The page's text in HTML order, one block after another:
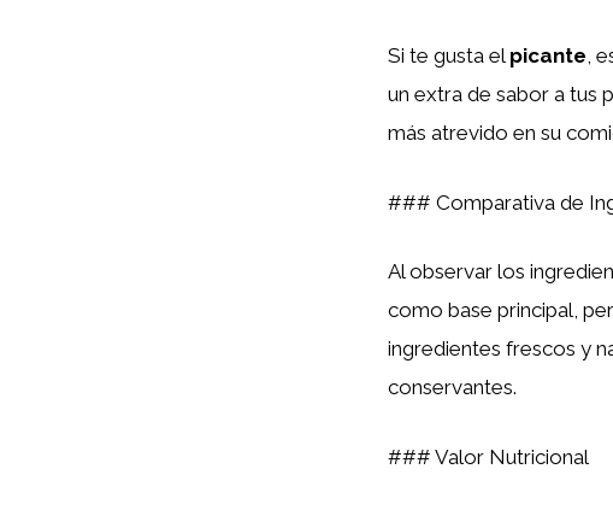
Si te gusta el picante,
un extra de sabor a tus
más atrevido en su
### Comparativa de
Al observar los
como base principal,
ingredientes frescos y
conservantes.
### Valor Nutricional